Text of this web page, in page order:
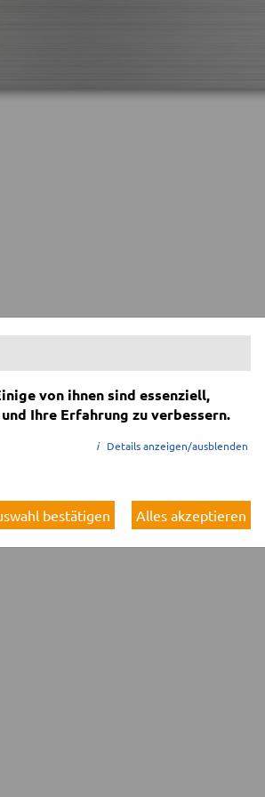
von ihnen sind essenziell,
Ihre Erfahrung zu verbessern.
i Details anzeigen/ausblenden
bestätigen Alles akzeptieren